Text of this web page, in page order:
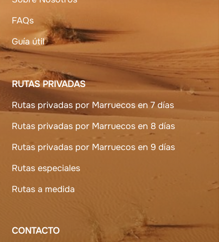
FAQs
Guía útil
RUTAS PRIVADAS
Rutas privadas por Marruecos en 7 días
Rutas privadas por Marruecos en 8 días
Rutas privadas por Marruecos en 9 días
Rutas especiales
Rutas a medida
CONTACTO